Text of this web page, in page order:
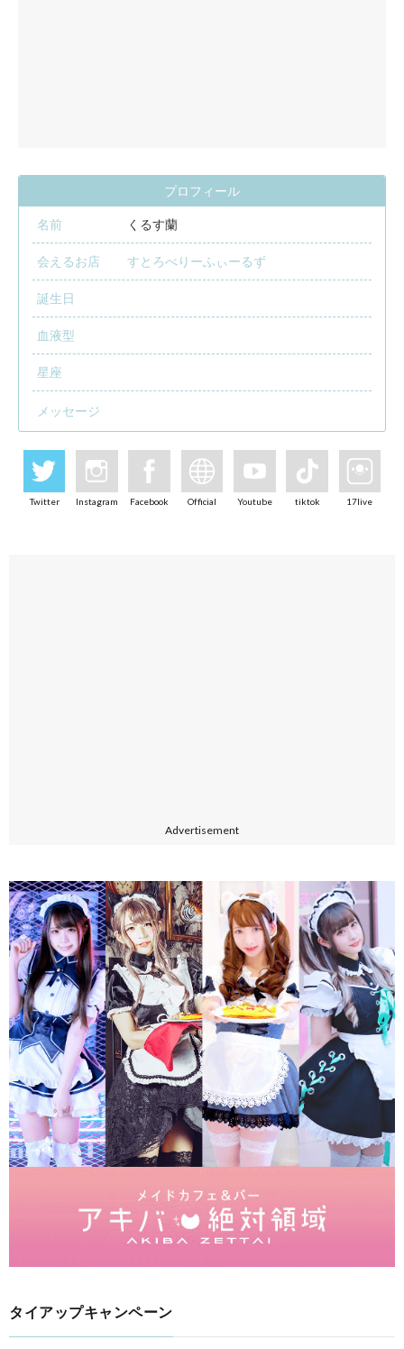
プロフィール
名前 くるす蘭
会えるお店 すとろべりーふぃーるず
誕生日
血液型
星座
メッセージ
Twitter Instagram Facebook Official Youtube tiktok 17live
Advertisement
タイアップキャンペーン